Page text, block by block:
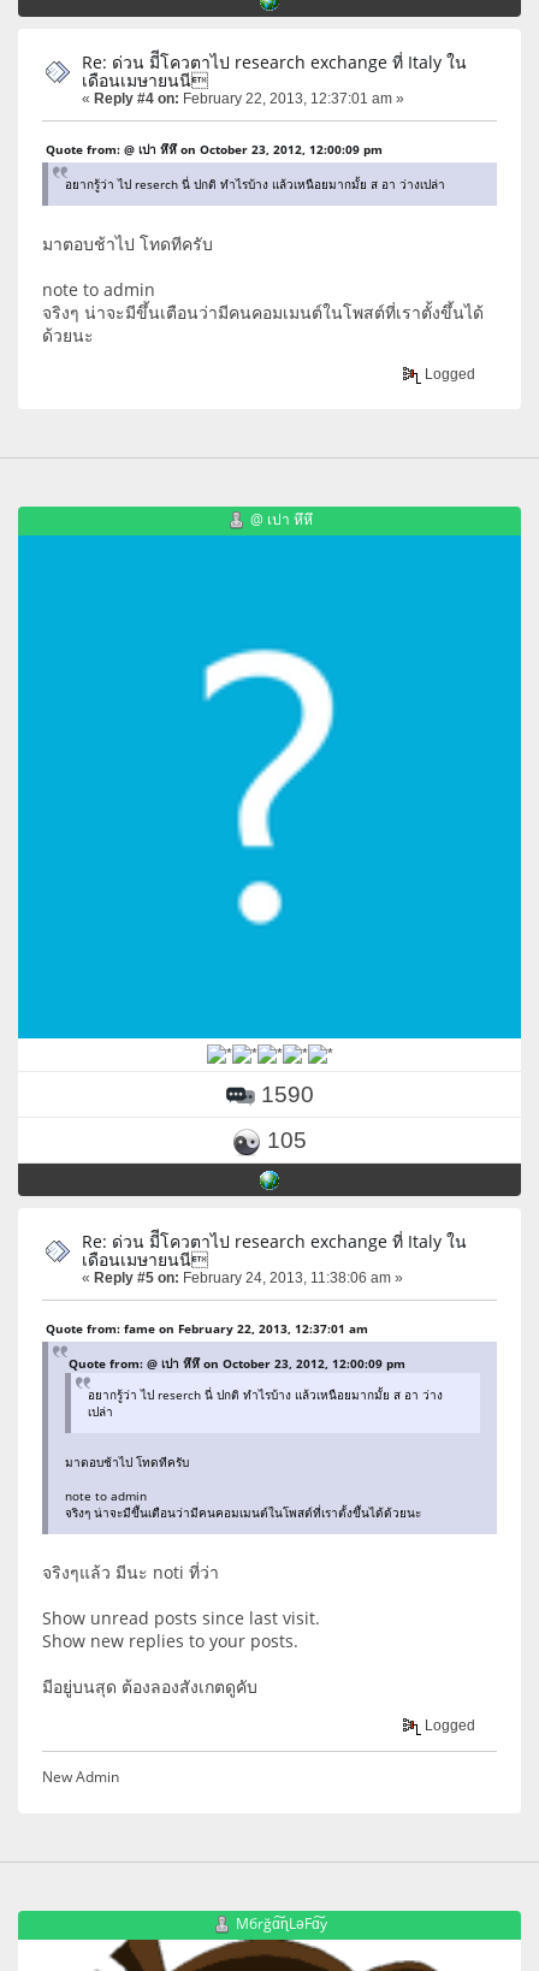
Re: ด่วน มีีโควตาไป research exchange ที่ Italy ใน
เดือนเมษายนนี
« Reply #4 on: February 22, 2013, 12:37:01 am »
Quote from: @ เปา หึหึ on October 23, 2012, 12:00:09 pm
อยากรู้ว่า ไป reserch นี่ ปกติ ทำไรบ้าง แล้วเหนือยมากมั้ย ส อา ว่างเปล่า
มาตอบช้าไป โทดทีครับ
note to admin
จริงๆ น่าจะมีขึ้นเตือนว่ามีคนคอมเมนต์ในโพสต์ที่เราตั้งขึ้นได้
ด้วยนะ
Logged
@ เปา หึหึ
1590
105
Re: ด่วน มีีโควตาไป research exchange ที่ Italy ใน
เดือนเมษายนนี
« Reply #5 on: February 24, 2013, 11:38:06 am »
Quote from: fame on February 22, 2013, 12:37:01 am
Quote from: @ เปา หึหึ on October 23, 2012, 12:00:09 pm
อยากรู้ว่า ไป reserch นี่ ปกติ ทำไรบ้าง แล้วเหนือยมากมั้ย ส อา ว่าง
เปล่า
มาตอบช้าไป โทดทีครับ
note to admin
จริงๆ น่าจะมีขึ้นเตือนว่ามีคนคอมเมนต์ในโพสต์ที่เราตั้งขึ้นได้ด้วยนะ
จริงๆแล้ว มีนะ noti ที่ว่า
Show unread posts since last visit.
Show new replies to your posts.
มีอยู่บนสุด ต้องลองสังเกตดูคับ
Logged
New Admin
Mбrğɑ͠ɳLəFɑ͠y